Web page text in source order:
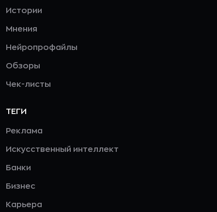
Истории
Мнения
Нейропрофайлы
Обзоры
Чек-листы
ТЕГИ
Реклама
Искусственный интеллект
Банки
Бизнес
Карьера